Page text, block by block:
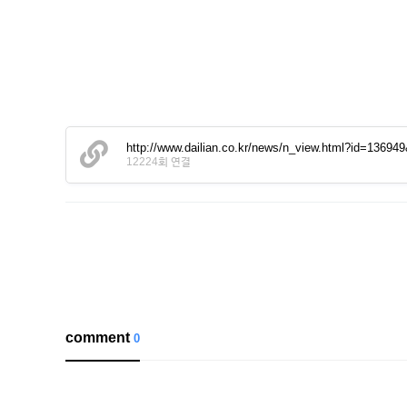
http://www.dailian.co.kr/news/
12224회 연결
comment0